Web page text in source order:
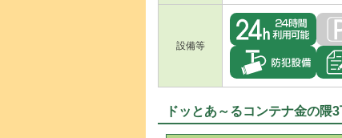
設備等
ドッとあ～るコンテナ金の隈